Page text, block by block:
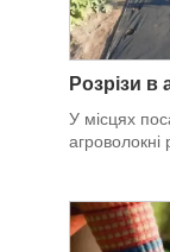
Розрізи в
У місцях
агроволокні